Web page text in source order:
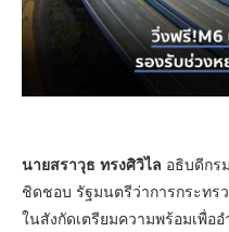
นายสราวุธ ทรงศิวิไล อธิบดีกร
ชิดชอบ รัฐมนตรีว่าการกระทร
ในสังกัดเตรียมความพร้อมเพื่อ